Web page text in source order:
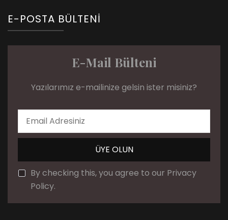
E-POSTA BÜLTENI
E-Mail Bülteni
Yazılarımız e-mailinize gelsin ister misiniz?
By checking this, you agree to our Privacy
Policy.